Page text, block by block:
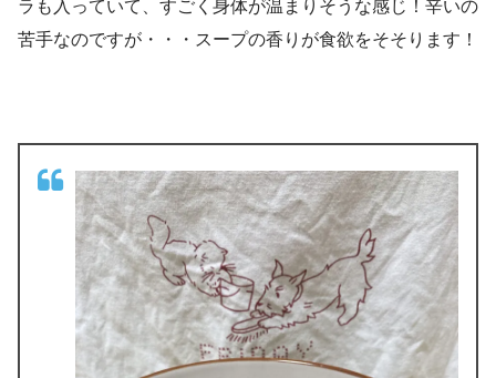
ラも入っていて、すごく身体が温まりそうな感じ！辛いの
苦手なのですが・・・スープの香りが食欲をそそります！